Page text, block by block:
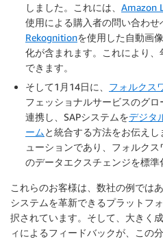
しました。これには、 Amazon
使用による購入者の問い合わせ
Rekognitionを使用した自動画
化が含まれます。これにより
できます。
そして1月14日に、 フォルクス
フェッショナルサービスのグロ
連携し、SAPシステムをデジタ
ームと統合する方法をお伝えし
ューションであり、フォルク
のデータエクスチェンジを標準
これらのお客様は、数社の例では
システムを革新できるプラットフ
択されています。そして、大きく
ィによるフィードバックが、この